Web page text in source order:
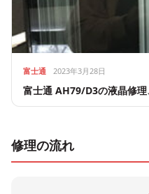
富士通 2023年3月28日
富士通 AH79/D3の液晶修
修理の流れ